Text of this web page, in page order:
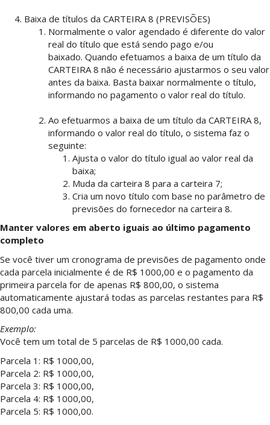
Baixa de títulos da CARTEIRA 8 (PREVISÕES)
Normalmente o valor agendado é diferente do valor
real do título que está sendo pago e/ou
baixado. Quando efetuamos a baixa de um título da
CARTEIRA 8 não é necessário ajustarmos o seu valor
antes da baixa. Basta baixar normalmente o título,
informando no pagamento o valor real do título.
Ao efetuarmos a baixa de um título da CARTEIRA 8,
informando o valor real do título, o sistema faz o
seguinte:
Ajusta o valor do título igual ao valor real da
baixa;
Muda da carteira 8 para a carteira 7;
Cria um novo título com base no parâmetro de
previsões do fornecedor na carteira 8.
Manter valores em aberto iguais ao último pagamento
completo
Se você tiver um cronograma de previsões de pagamento onde
cada parcela inicialmente é de R$ 1000,00 e o pagamento da
primeira parcela for de apenas R$ 800,00, o sistema
automaticamente ajustará todas as parcelas restantes para R$
800,00 cada uma.
Exemplo:
Você tem um total de 5 parcelas de R$ 1000,00 cada.
Parcela 1: R$ 1000,00,
Parcela 2: R$ 1000,00,
Parcela 3: R$ 1000,00,
Parcela 4: R$ 1000,00,
Parcela 5: R$ 1000,00.